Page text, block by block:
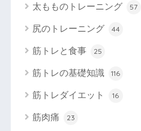
太もものトレーニング 57
尻のトレーニング 44
筋トレと食事 25
筋トレの基礎知識 116
筋トレダイエット 16
筋肉痛 23